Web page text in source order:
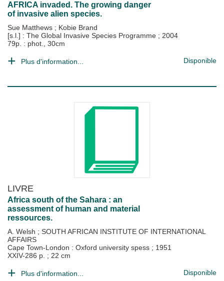
AFRICA invaded. The growing danger
of invasive alien species.
Sue Matthews ; Kobie Brand
[s.l.] : The Global Invasive Species Programme ; 2004
79p. : phot., 30cm
Plus d'information... Disponible
LIVRE
Africa south of the Sahara : an
assessment of human and material
ressources.
A. Welsh ; SOUTH AFRICAN INSTITUTE OF INTERNATIONAL
AFFAIRS
Cape Town-London : Oxford university spess ; 1951
XXIV-286 p. ; 22 cm
Plus d'information... Disponible